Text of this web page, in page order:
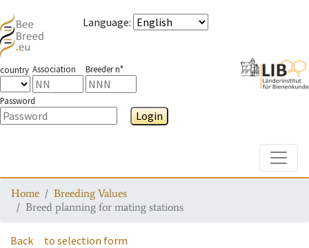
Language:
country Association Breeder n°
Password
Login
Home
Breeding Values
Breed planning for mating stations
Back to selection form